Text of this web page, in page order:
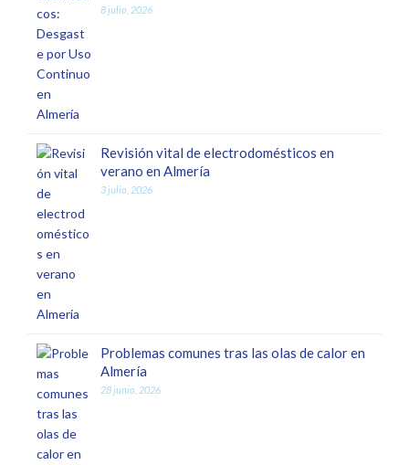
8 julio, 2026
Revisión vital de electrodomésticos en
verano en Almería
3 julio, 2026
Problemas comunes tras las olas de calor en
Almería
28 junio, 2026